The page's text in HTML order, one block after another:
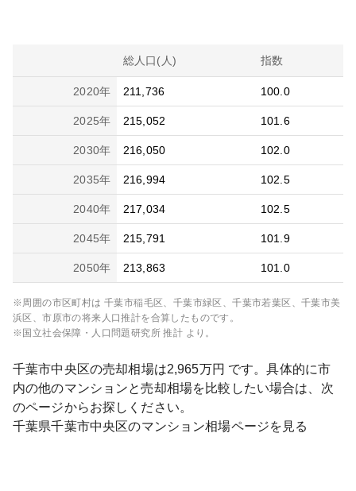
総人口(人) 指数
2020年 211,736 100.0
2025年 215,052 101.6
2030年 216,050 102.0
2035年 216,994 102.5
2040年 217,034 102.5
2045年 215,791 101.9
2050年 213,863 101.0
※周囲の市区町村は 千葉市稲毛区、千葉市緑区、千葉市若葉区、千葉市美
浜区、市原市の将来人口推計を合算したものです。
※国立社会保障・人口問題研究所 推計 より。
千葉市中央区の売却相場は2,965万円 です。具体的に市
内の他のマンションと売却相場を比較したい場合は、次
のページからお探しください。
千葉県千葉市中央区のマンション相場ページを見る